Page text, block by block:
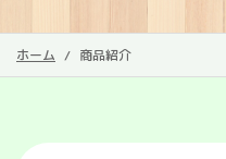
ホーム 商品紹介